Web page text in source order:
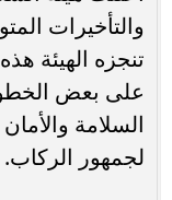
والتأخيرات
تنجزه الهيئة
على بعض
السلامة
لجمهور الركاب.